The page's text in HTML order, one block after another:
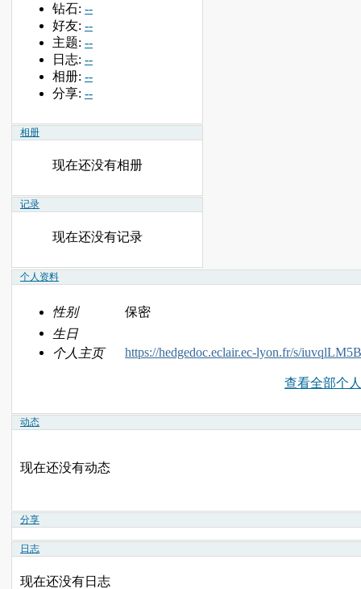
钻石: --
好友: --
主题: --
日志: --
相册: --
分享: --
相册
现在还没有相册
记录
现在还没有记录
个人资料
性别
保密
生日
个人主页
https://hedgedoc.eclair.ec-lyon.fr/s/iuvqlLM5B
查看全部个
动态
现在还没有动态
分享
日志
现在还没有日志